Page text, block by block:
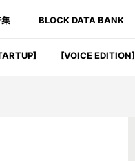
BLOCK DATA BANK
[VOICE EDITION]